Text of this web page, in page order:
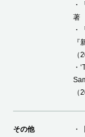
・
著
・
（
・
（
その他
・